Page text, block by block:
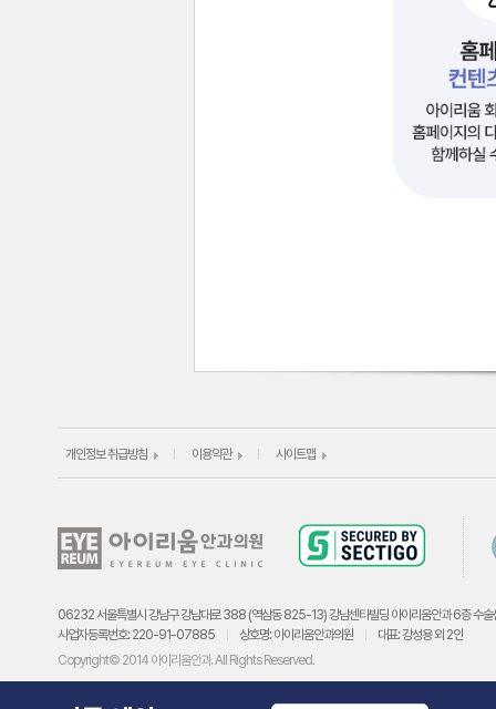
개인정보 취급방침 이용약관 사이트맵
06232 서울특별시 강남구 강남대로 388 (역삼동 825-13) 강남센타빌딩 아이리움안과 6층 수술
사업자등록번호: 220-91-07885
상호명: 아이리움안과의원
대표: 강성용 외 2인
Copyright© 2014 아이리움안과. All Rights Reserved.